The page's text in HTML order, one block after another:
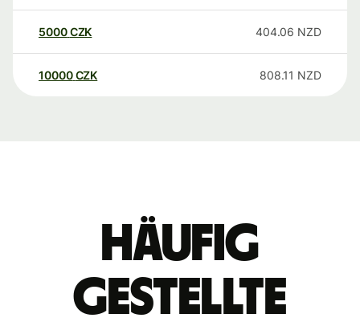
5000CZK 404.06 NZD
10000 CZK 808.11 NZD
Häufig
gestellte